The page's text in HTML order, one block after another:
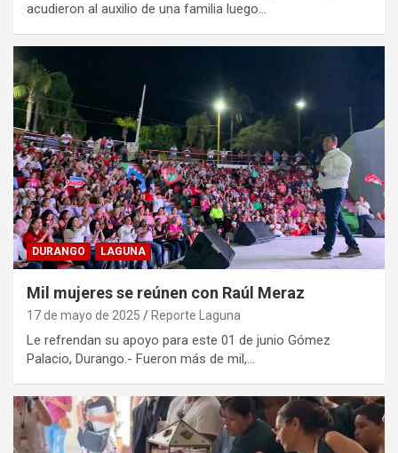
acudieron al auxilio de una familia luego…
DURANGO LAGUNA
Mil mujeres se reúnen con Raúl Meraz
17 de mayo de 2025 Reporte Laguna
Le refrendan su apoyo para este 01 de junio Gómez
Palacio, Durango.- Fueron más de mil,…